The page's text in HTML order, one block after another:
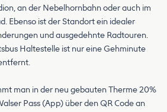
an der Nebelhornbahn oder auch im
Ebenso ist der Standort ein idealer
und ausgedehnte Radtouren.
Haltestelle ist nur eine Gehminute
man in der neu gebauten Therme 20%
Pass (App) über den QR Code an